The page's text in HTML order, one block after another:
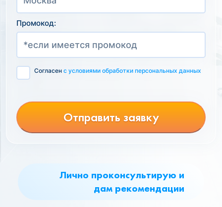
Лично проконсультирую и
дам рекомендации
Промокод:
Согласен с условиями обработки персональных данных
Отправить заявку